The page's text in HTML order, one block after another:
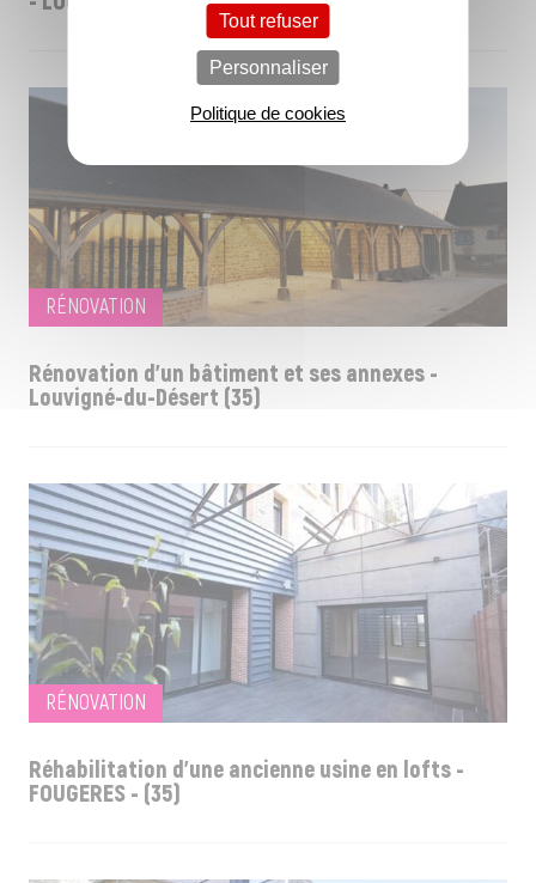
RÉNOVATION
Rénovation d'un bâtiment et ses annexes -
Louvigné-du-Désert (35)
RÉNOVATION
Réhabilitation d'une ancienne usine en lofts -
FOUGERES - (35)
Tout refuser
Personnaliser
Politique de cookies